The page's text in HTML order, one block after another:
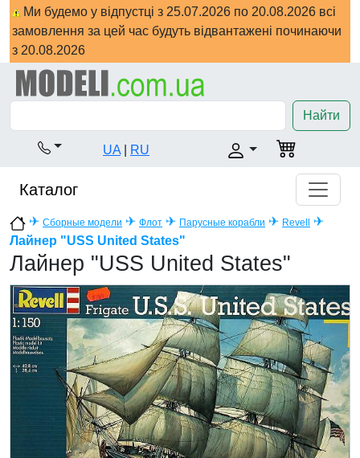
Ми будемо у відпустці з 25.07.2026 по 20.08.2026 всі
замовлення за цей час будуть відвантажені починаючи
з 20.08.2026
Найти
UA RU
Каталог
✈ Сборные модели ✈ Флот ✈ Парусные корабли ✈ Revell
✈
Лайнер "USS United States"
Лайнер "USS United States"